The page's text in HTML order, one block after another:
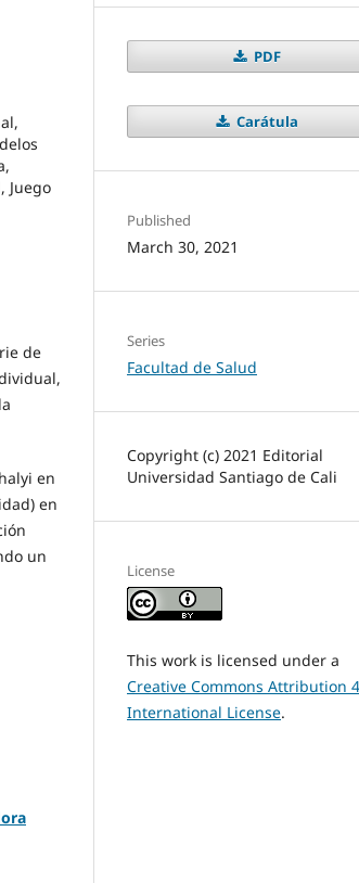
Juego
de
en
en
un
PDF
Carátula
Published
March 30, 2021
Series
Facultad de Salud
Copyright (c) 2021 Editorial
Universidad Santiago de Cali
License
This work is licensed under a
Creative Commons Attribution
International License.